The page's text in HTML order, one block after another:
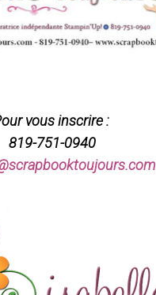
vous inscrire :
819-751-0940